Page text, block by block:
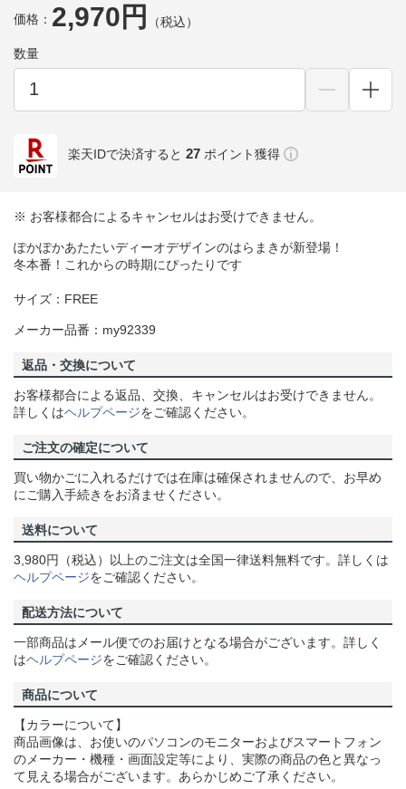
価格： 2,970円 （税込）
数量
楽天IDで決済すると 27 ポイント獲得
※ お客様都合によるキャンセルはお受けできません。
ぽかぽかあたたいディーオデザインのはらまきが新登場！
冬本番！これからの時期にぴったりです
サイズ：FREE
メーカー品番：my92339
返品・交換について
お客様都合による返品、交換、キャンセルはお受けできません。
詳しくはヘルプページをご確認ください。
ご注文の確定について
買い物かごに入れるだけでは在庫は確保されませんので、お早め
にご購入手続きをお済ませください。
送料について
3,980円（税込）以上のご注文は全国一律送料無料です。詳しくは
ヘルプページをご確認ください。
配送方法について
一部商品はメール便でのお届けとなる場合がございます。詳しく
はヘルプページをご確認ください。
商品について
【カラーについて】
商品画像は、お使いのパソコンのモニターおよびスマートフォン
のメーカー・機種・画面設定等により、実際の商品の色と異なっ
て見える場合がございます。あらかじめご了承ください。